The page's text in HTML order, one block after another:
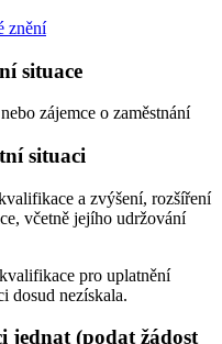
znění
situace
zájemce o zaměstnání
situaci
a zvýšení, rozšíření
včetně jejího udržování
pro uplatnění
dosud nezískala.
jednat (podat žádost